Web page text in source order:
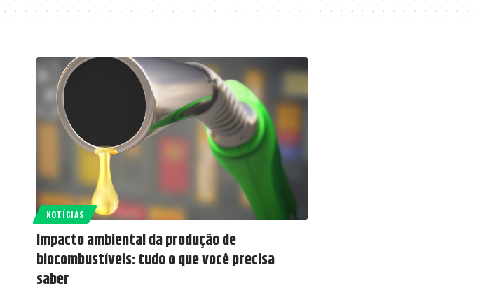
NOTÍCIAS
Impacto ambiental da produção de
biocombustíveis: tudo o que você precisa
saber